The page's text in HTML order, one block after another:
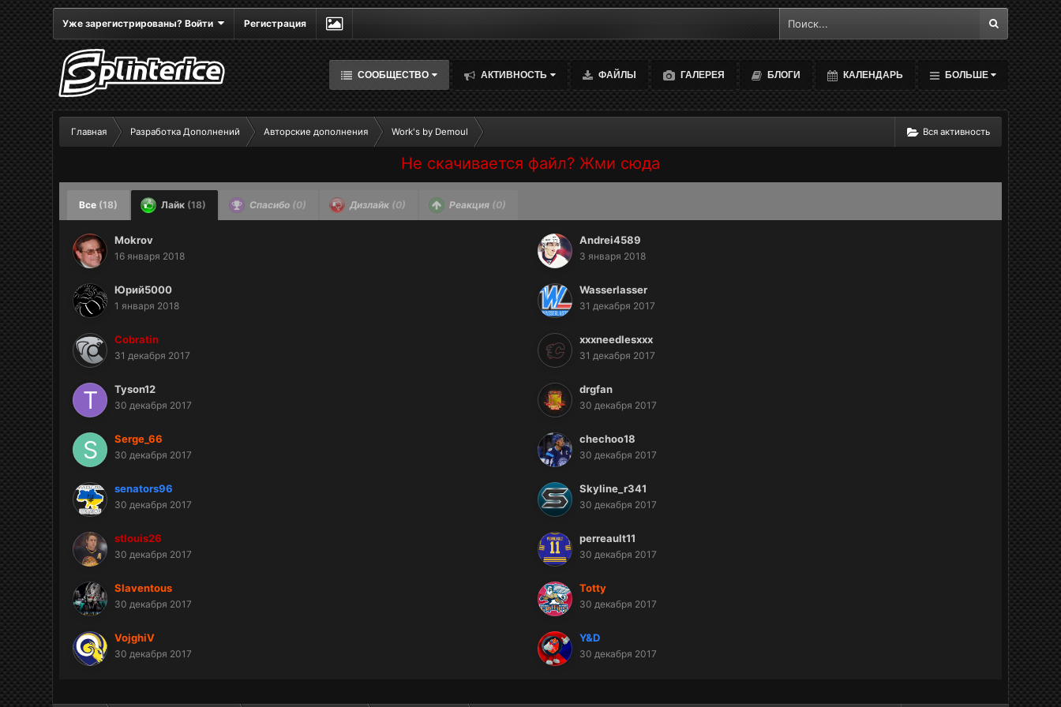
Уже зарегистрированы? Войти Регистрация
СООБЩЕСТВО АКТИВНОСТЬ ФАЙЛЫ ГАЛЕРЕЯ БЛОГИ КАЛЕНДАРЬ БОЛЬШЕ
Вся активность
Главная Разработка Дополнений Авторские дополнения Work's by Demoul
Не скачивается файл? Жми сюда
Все (18) Лайк (18) Спасибо (0) Дизлайк (0) Реакция (0)
Mokrov
16 января 2018
Andrei4589
3 января 2018
Юрий5000
1 января 2018
Wasserlasser
31 декабря 2017
Cobratin
31 декабря 2017
xxxneedlesxxx
31 декабря 2017
Tyson12
30 декабря 2017
drgfan
30 декабря 2017
Serge_66
30 декабря 2017
chechoo18
30 декабря 2017
senators96
30 декабря 2017
Skyline_r341
30 декабря 2017
stlouis26
30 декабря 2017
perreault11
30 декабря 2017
Slaventous
30 декабря 2017
Totty
30 декабря 2017
VojghiV
30 декабря 2017
Y&D
30 декабря 2017